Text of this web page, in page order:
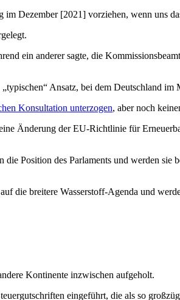
Dezember [2021] vorziehen, wenn uns
ein anderer sagte, die
Ansatz, bei dem Deutschland
Konsultation unterzogen, aber noch
Änderung der EU-Richtlinie für
Position des Parlaments und werden sie
die breitere Wasserstoff-Agenda und
Kontinente inzwischen aufgeholt.
eingeführt, die als so